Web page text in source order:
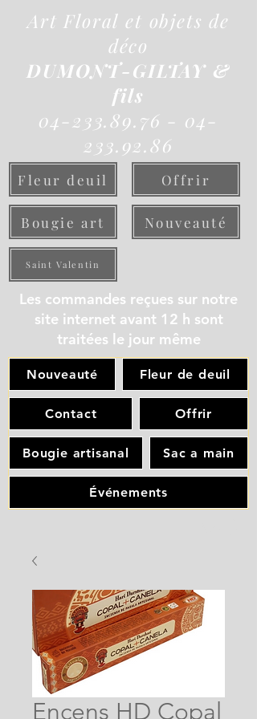
Art Floral et objets de
déco
DUMONT-GILTAY &
fils
04-233.89.76 - 04-
233.92.86
Fleur deuil Offrir
Bougie art Nouveauté
Saint Valentin
Les commandes reçues sur notre
site internet avant 12 h sont
traitées le jour même
Nouveauté Fleur de deuil
Contact Offrir
Bougie artisanal Sac a main
Événements
Encens HD Copal